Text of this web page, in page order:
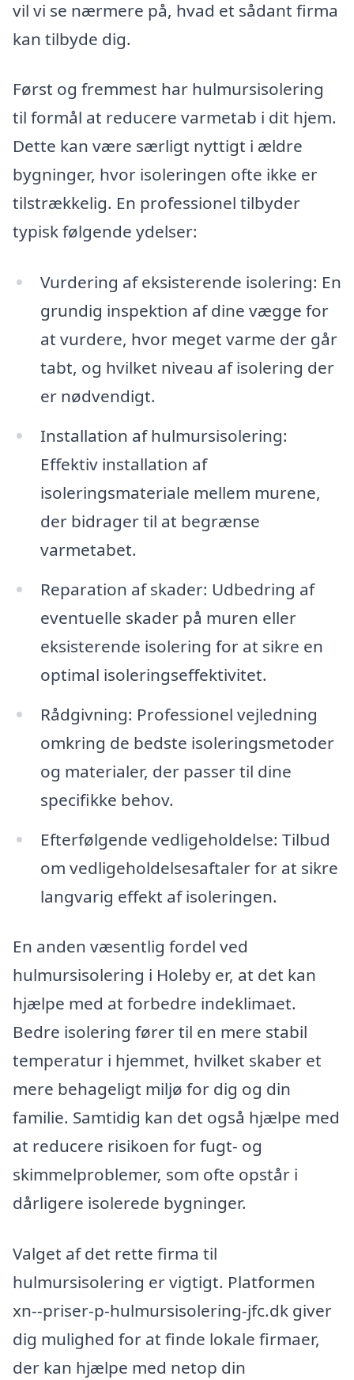
vil vi se nærmere på, hvad et sådant firma
kan tilbyde dig.
Først og fremmest har hulmursisolering
til formål at reducere varmetab i dit hjem.
Dette kan være særligt nyttigt i ældre
bygninger, hvor isoleringen ofte ikke er
tilstrækkelig. En professionel tilbyder
typisk følgende ydelser:
Vurdering af eksisterende isolering: En
grundig inspektion af dine vægge for
at vurdere, hvor meget varme der går
tabt, og hvilket niveau af isolering der
er nødvendigt.
Installation af hulmursisolering:
Effektiv installation af
isoleringsmateriale mellem murene,
der bidrager til at begrænse
varmetabet.
Reparation af skader: Udbedring af
eventuelle skader på muren eller
eksisterende isolering for at sikre en
optimal isoleringseffektivitet.
Rådgivning: Professionel vejledning
omkring de bedste isoleringsmetoder
og materialer, der passer til dine
specifikke behov.
Efterfølgende vedligeholdelse: Tilbud
om vedligeholdelsesaftaler for at sikre
langvarig effekt af isoleringen.
En anden væsentlig fordel ved
hulmursisolering i Holeby er, at det kan
hjælpe med at forbedre indeklimaet.
Bedre isolering fører til en mere stabil
temperatur i hjemmet, hvilket skaber et
mere behageligt miljø for dig og din
familie. Samtidig kan det også hjælpe med
at reducere risikoen for fugt- og
skimmelproblemer, som ofte opstår i
dårligere isolerede bygninger.
Valget af det rette firma til
hulmursisolering er vigtigt. Platformen
xn--priser-p-hulmursisolering-jfc.dk giver
dig mulighed for at finde lokale firmaer,
der kan hjælpe med netop din